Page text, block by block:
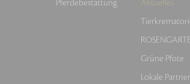
Pferdebestattung
Aktuelles
Grüne Pfote
Lokale Partner